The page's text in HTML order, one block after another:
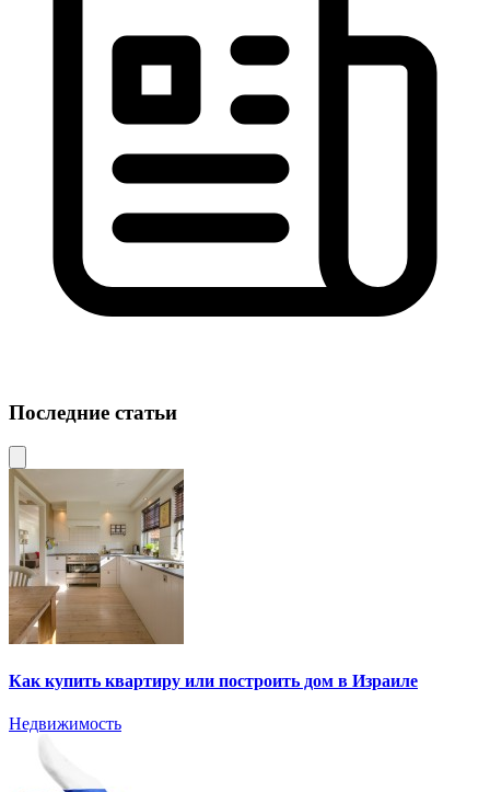
Последние статьи
Как купить квартиру или построить дом в Израиле
Недвижимость